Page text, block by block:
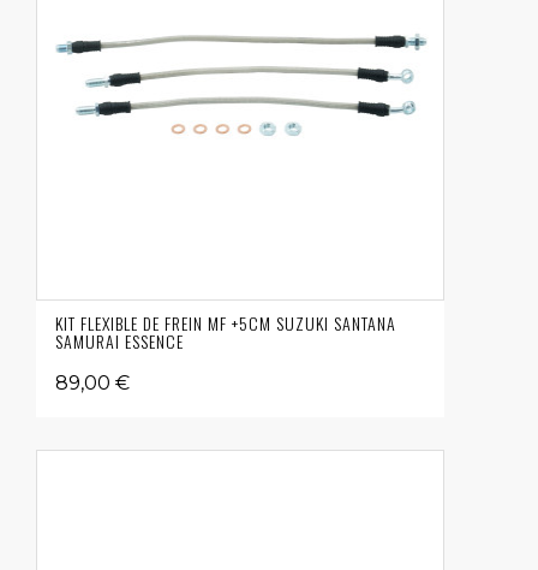
KIT FLEXIBLE DE FREIN MF +5CM SUZUKI SANTANA
SAMURAI ESSENCE
89,00 €